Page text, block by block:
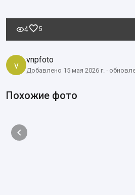
4 5
v vnpfoto
Добавлено 15 мая 2026 г. ·
Похожие фото